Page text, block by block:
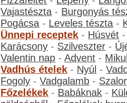
Vajastészta - Burgonyás
Pogácsa - Leveles tészta -
Ünnepi receptek - Húsvét
Karácsony - Szilveszter -
Valentin nap -Advent -
Vadhús ételek - Nyúl -
Fogoly -Vadgalamb -
Főzelékek - Babáknak -